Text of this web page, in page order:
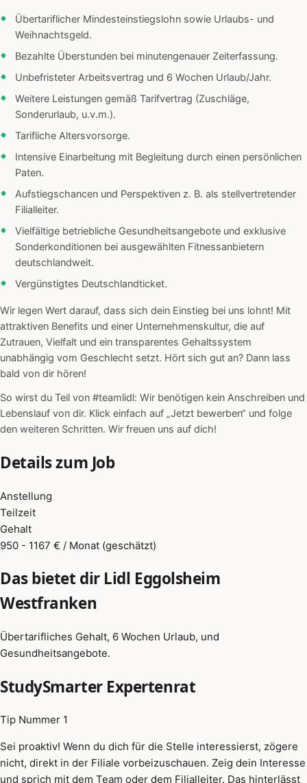
Übertariflicher Mindesteinstiegslohn sowie Urlaubs- und
Weihnachtsgeld.
Bezahlte Überstunden bei minutengenauer Zeiterfassung.
Unbefristeter Arbeitsvertrag und 6 Wochen Urlaub/Jahr.
Weitere Leistungen gemäß Tarifvertrag (Zuschläge,
Sonderurlaub, u.v.m.).
Tarifliche Altersvorsorge.
Intensive Einarbeitung mit Begleitung durch einen persönlichen
Paten.
Aufstiegschancen und Perspektiven z. B. als stellvertretender
Filialleiter.
Vielfältige betriebliche Gesundheitsangebote und exklusive
Sonderkonditionen bei ausgewählten Fitnessanbietern
deutschlandweit.
Vergünstigtes Deutschlandticket.
Wir legen Wert darauf, dass sich dein Einstieg bei uns lohnt! Mit
attraktiven Benefits und einer Unternehmenskultur, die auf
Zutrauen, Vielfalt und ein transparentes Gehaltssystem
unabhängig vom Geschlecht setzt. Hört sich gut an? Dann lass
bald von dir hören!
So wirst du Teil von #teamlidl: Wir benötigen kein Anschreiben und
Lebenslauf von dir. Klick einfach auf „Jetzt bewerben“ und folge
den weiteren Schritten. Wir freuen uns auf dich!
Details zum Job
Anstellung
Teilzeit
Gehalt
950 - 1167 € / Monat (geschätzt)
Das bietet dir Lidl Eggolsheim
Westfranken
Übertarifliches Gehalt, 6 Wochen Urlaub, und
Gesundheitsangebote.
StudySmarter Expertenrat
Tip Nummer 1
Sei proaktiv! Wenn du dich für die Stelle interessierst, zögere
nicht, direkt in der Filiale vorbeizuschauen. Zeig dein Interesse
und sprich mit dem Team oder dem Filialleiter. Das hinterlässt